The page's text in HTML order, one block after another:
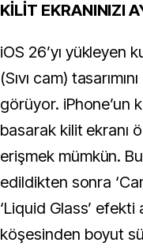
KİLİT EKRANINIZI
iOS 26’yı yükleyen
(Sıvı cam)
görüyor. iPhone’un
basarak kilit ekranı
erişmek mümkün.
edildikten sonra
‘Liquid Glass’
köşesinden boyut